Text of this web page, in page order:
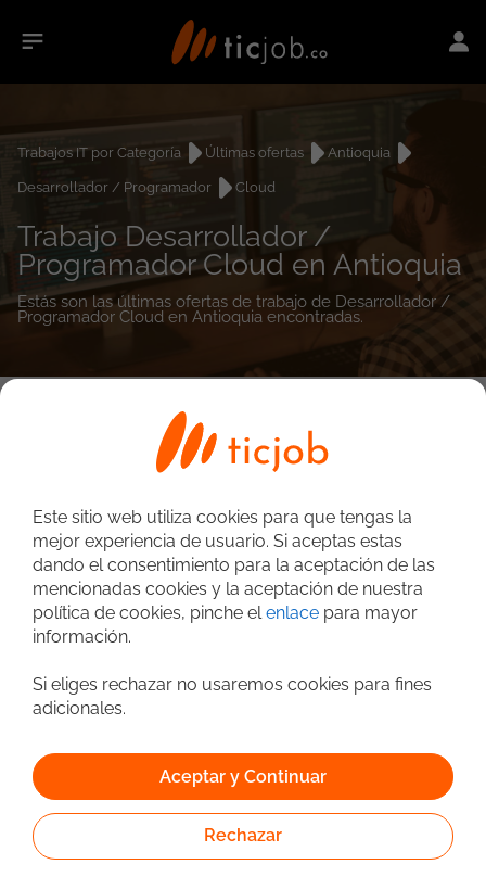
Trabajos IT por Categoría Últimas ofertas
Antioquia
Desarrollador / Programador
Cloud
Trabajo Desarrollador /
Programador Cloud en Antioquia
Estás son las últimas ofertas de trabajo de Desarrollador /
Programador Cloud en Antioquia encontradas.
empleos encontrados
del Servicio Público de Empleo según Resolución No.
0026 del 17 de Enero de 2023,
Este sitio web utiliza cookies para que tengas la
mejor experiencia de usuario. Si aceptas estas
dando el consentimiento para la aceptación de las
mencionadas cookies y la aceptación de nuestra
política de cookies, pinche elenlace para mayor
información.
Si eliges rechazar no usaremos cookies para fines
adicionales.
Aceptar y Continuar
Rechazar